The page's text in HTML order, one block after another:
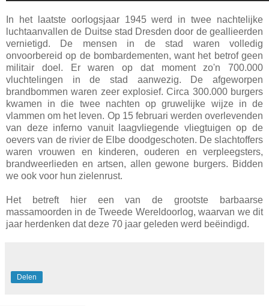
In het laatste oorlogsjaar 1945 werd in twee nachtelijke
luchtaanvallen de Duitse stad Dresden door de geallieerden
vernietigd. De mensen in de stad waren volledig
onvoorbereid op de bombardementen, want het betrof geen
militair doel. Er waren op dat moment zo'n 700.000
vluchtelingen in de stad aanwezig. De afgeworpen
brandbommen waren zeer explosief. Circa 300.000 burgers
kwamen in die twee nachten op gruwelijke wijze in de
vlammen om het leven. Op 15 februari werden overlevenden
van deze inferno vanuit laagvliegende vliegtuigen op de
oevers van de rivier de Elbe doodgeschoten. De slachtoffers
waren vrouwen en kinderen, ouderen en verpleegsters,
brandweerlieden en artsen, allen gewone burgers. Bidden
we ook voor hun zielenrust.
Het betreft hier een van de grootste barbaarse
massamoorden in de Tweede Wereldoorlog, waarvan we dit
jaar herdenken dat deze 70 jaar geleden werd beëindigd.
Delen